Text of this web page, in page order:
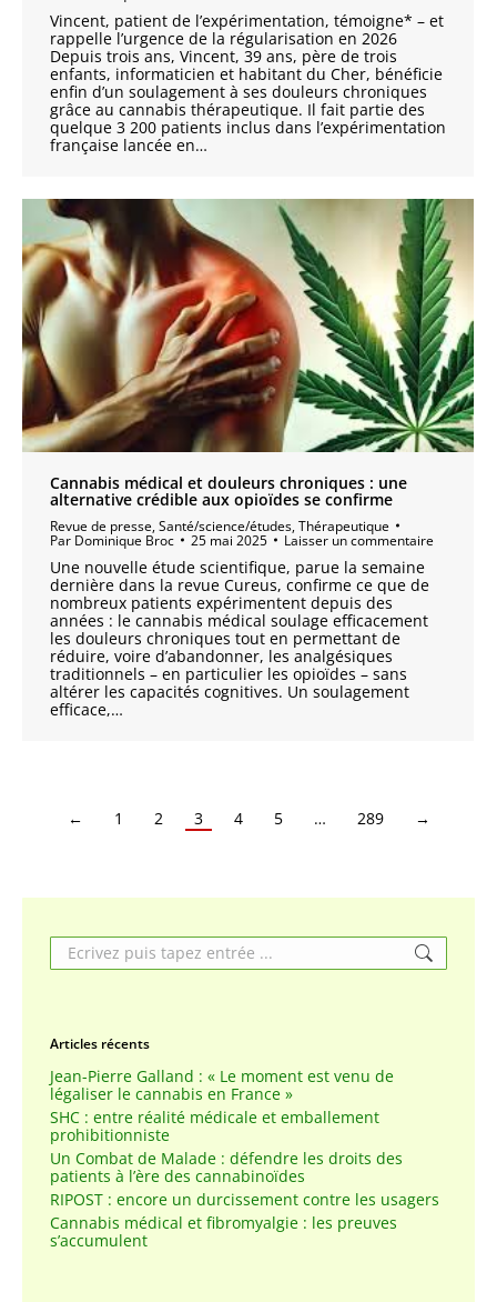
Vincent, patient de l’expérimentation, témoigne* – et
rappelle l’urgence de la régularisation en 2026
Depuis trois ans, Vincent, 39 ans, père de trois
enfants, informaticien et habitant du Cher, bénéficie
enfin d’un soulagement à ses douleurs chroniques
grâce au cannabis thérapeutique. Il fait partie des
quelque 3 200 patients inclus dans l’expérimentation
française lancée en…
Cannabis médical et douleurs chroniques : une
alternative crédible aux opioïdes se confirme
Revue de presse,Santé/science/études,Thérapeutique
Par Dominique Broc 25 mai 2025 Laisser un commentaire
Une nouvelle étude scientifique, parue la semaine
dernière dans la revue Cureus, confirme ce que de
nombreux patients expérimentent depuis des
années : le cannabis médical soulage efficacement
les douleurs chroniques tout en permettant de
réduire, voire d’abandonner, les analgésiques
traditionnels – en particulier les opioïdes – sans
altérer les capacités cognitives. Un soulagement
efficace,…
← 1 2 3 4 5 … 289 →
Search:
Articles récents
Jean-Pierre Galland : « Le moment est venu de
légaliser le cannabis en France »
SHC : entre réalité médicale et emballement
prohibitionniste
Un Combat de Malade : défendre les droits des
patients à l’ère des cannabinoïdes
RIPOST : encore un durcissement contre les usagers
Cannabis médical et fibromyalgie : les preuves
s’accumulent